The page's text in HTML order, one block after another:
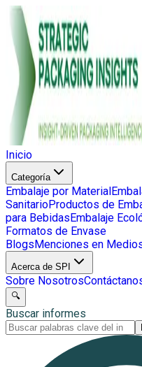
Inicio
Categoría
Embalaje por Material
SanitarioProductos de
para BebidasEmbalaje
Formatos de Envase
BlogsMenciones en
Acerca de SPI
Sobre Nosotros
🔍
Buscar informes